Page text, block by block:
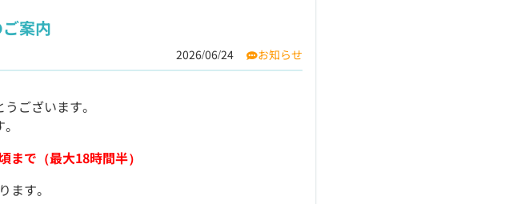
案内
2026/06/24 お知らせ
ございます。
で（最大18時間半）
す。